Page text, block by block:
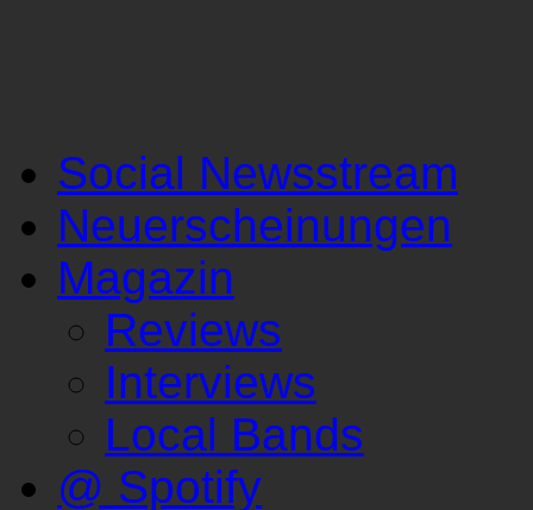
Social Newsstream
Neuerscheinungen
Magazin
Reviews
Interviews
Local Bands
@ Spotify